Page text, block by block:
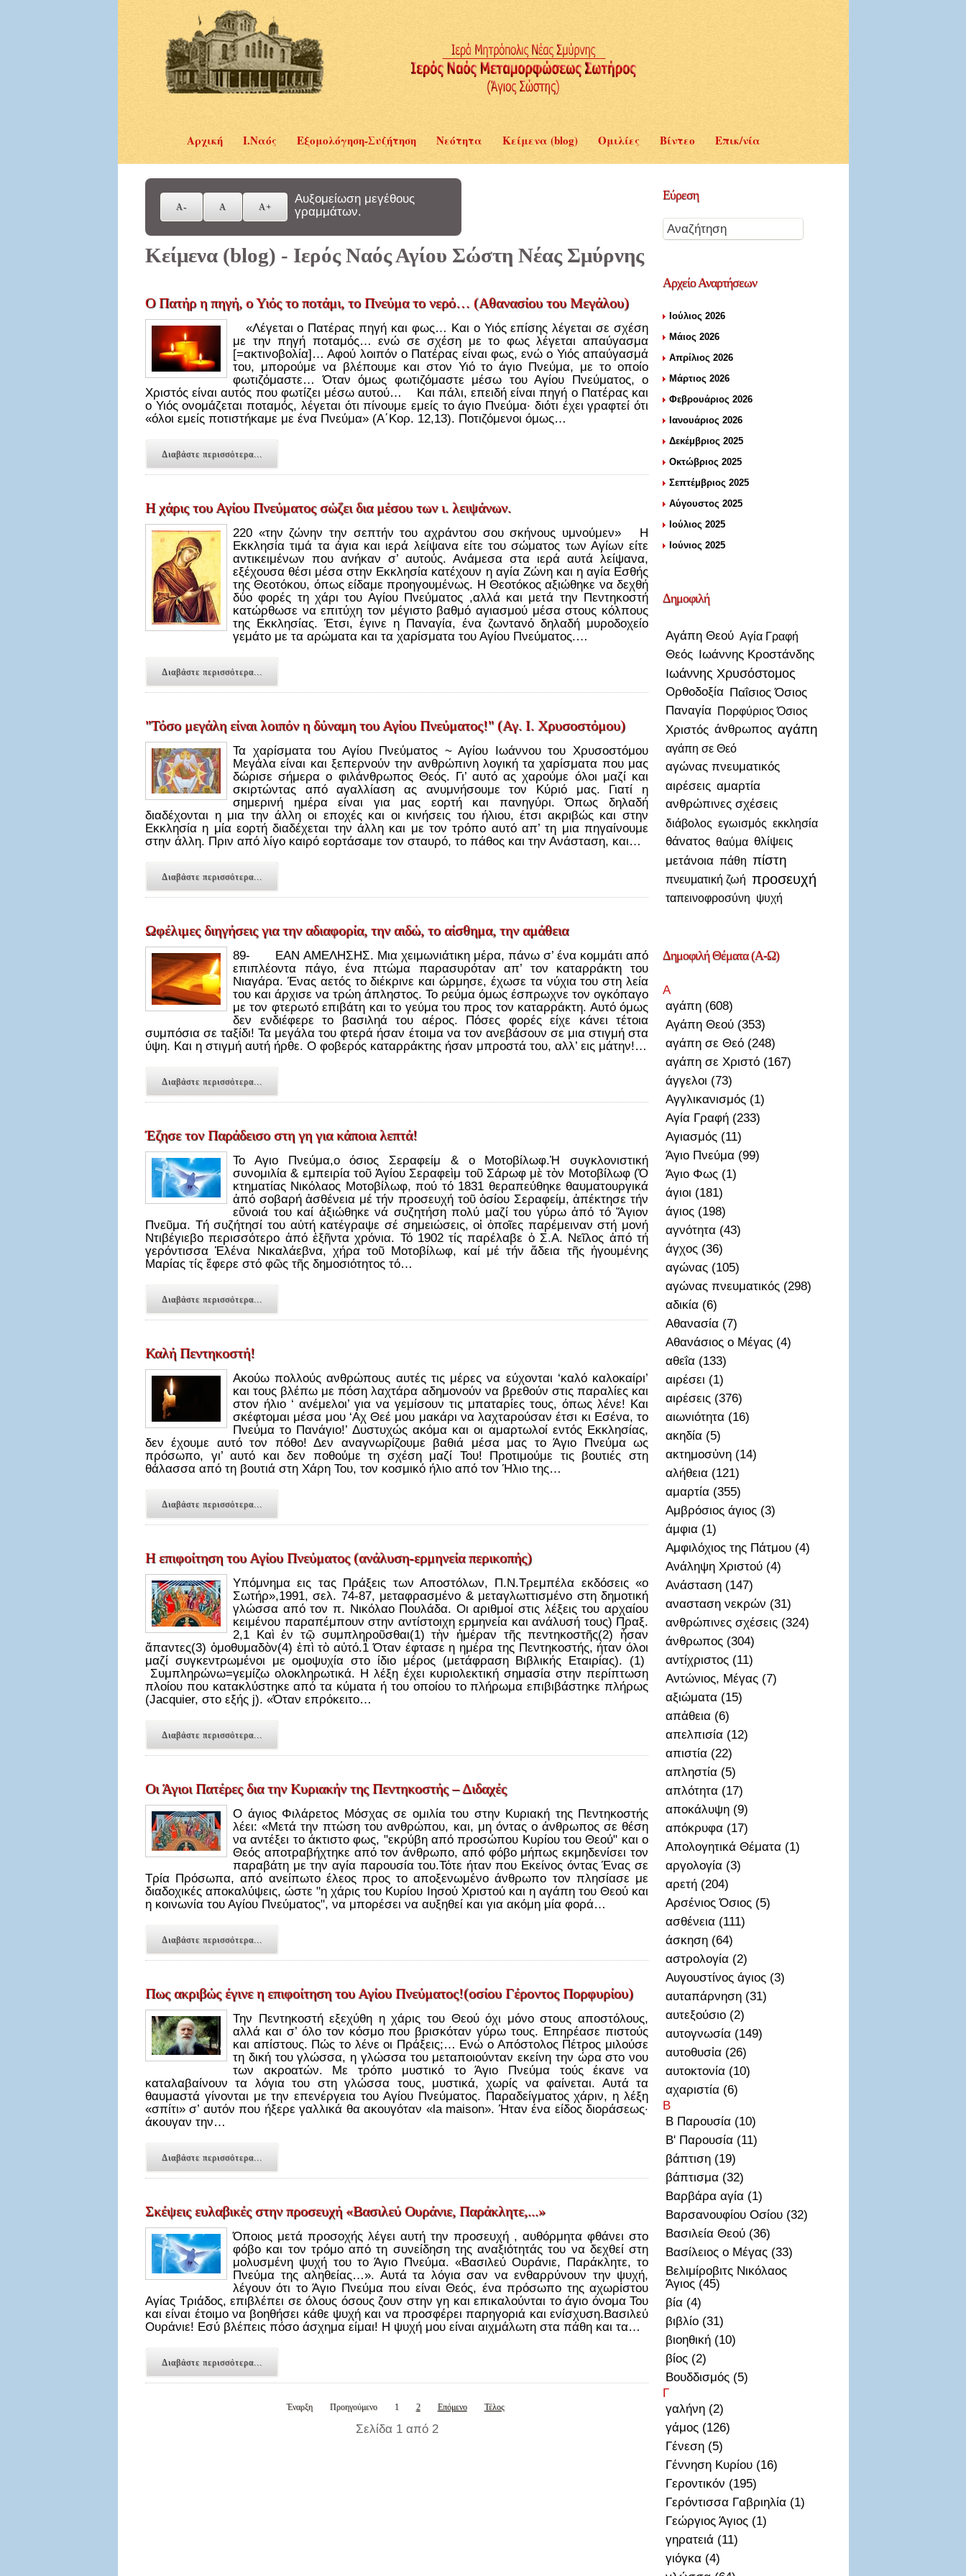
Αρχική Ι.Ναός Εξομολόγηση-Συζήτηση Νεότητα Κείμενα (blog) Ομιλίες Βίντεο Επικ/νία
Αυξομείωση μεγέθους
γραμμάτων.
Κείμενα (blog) - Ιερός Ναός Αγίου Σώστη Νέας Σμύρνης
Ο Πατήρ η πηγή, ο Υιός το ποτάμι, το Πνεύμα το νερό… (Αθανασίου του Μεγάλου)
«Λέγεται ο Πατέρας πηγή και φως… Και ο Υιός επίσης λέγεται σε σχέση
με την πηγή ποταμός… ενώ σε σχέση με το φως λέγεται απαύγασμα
[=ακτινοβολία]… Αφού λοιπόν ο Πατέρας είναι φως, ενώ ο Υιός απαύγασμά
του, μπορούμε να βλέπουμε και στον Υιό το άγιο Πνεύμα, με το οποίο
φωτιζόμαστε… Όταν όμως φωτιζόμαστε μέσω του Αγίου Πνεύματος, ο
Χριστός είναι αυτός που φωτίζει μέσω αυτού… Και πάλι, επειδή είναι πηγή ο Πατέρας και
ο Υιός ονομάζεται ποταμός, λέγεται ότι πίνουμε εμείς το άγιο Πνεύμα· διότι έχει γραφτεί ότι
«όλοι εμείς ποτιστήκαμε με ένα Πνεύμα» (Α΄Κορ. 12,13). Ποτιζόμενοι όμως…
Διαβάστε περισσότερα...
Η χάρις του Αγίου Πνεύματος σώζει δια μέσου των ι. λειψάνων.
220 «την ζώνην την σεπτήν του αχράντου σου σκήνους υμνούμεν» Η
Εκκλησία τιμά τα άγια και ιερά λείψανα είτε του σώματος των Αγίων είτε
αντικειμένων που ανήκαν σ’ αυτούς. Ανάμεσα στα ιερά αυτά λείψανα,
εξέχουσα θέσι μέσα στην Εκκλησία κατέχουν η αγία Ζώνη και η αγία Εσθής
της Θεοτόκου, όπως είδαμε προηγουμένως. Η Θεοτόκος αξιώθηκε να δεχθή
δύο φορές τη χάρι του Αγίου Πνεύματος ,αλλά και μετά την Πεντηκοστή
κατώρθωσε να επιτύχη τον μέγιστο βαθμό αγιασμού μέσα στους κόλπους
της Εκκλησίας. Έτσι, έγινε η Παναγία, ένα ζωντανό δηλαδή μυροδοχείο
γεμάτο με τα αρώματα και τα χαρίσματα του Αγίου Πνεύματος.…
Διαβάστε περισσότερα...
"Τόσο μεγάλη είναι λοιπόν η δύναμη του Αγίου Πνεύματος!" (Αγ. Ι. Χρυσοστόμου)
Τα χαρίσματα του Αγίου Πνεύματος ~ Αγίου Ιωάννου του Χρυσοστόμου
Μεγάλα είναι και ξεπερνούν την ανθρώπινη λογική τα χαρίσματα που μας
δώρισε σήμερα ο φιλάνθρωπος Θεός. Γι’ αυτό ας χαρούμε όλοι μαζί και
σκιρτώντας από αγαλλίαση ας ανυμνήσουμε τον Κύριό μας. Γιατί η
σημερινή ημέρα είναι για μας εορτή και πανηγύρι. Όπως δηλαδή
διαδέχονται η μια την άλλη οι εποχές και οι κινήσεις του ήλιου, έτσι ακριβώς και στην
Εκκλησία η μία εορτή διαδέχεται την άλλη και με τον τρόπο αυτό απ’ τη μια πηγαίνουμε
στην άλλη. Πριν από λίγο καιρό εορτάσαμε τον σταυρό, το πάθος και την Ανάσταση, και…
Διαβάστε περισσότερα...
Ωφέλιμες διηγήσεις για την αδιαφορία, την αιδώ, το αίσθημα, την αμάθεια
89- ΕΑΝ ΑΜΕΛΗΣΗΣ. Μια χειμωνιάτικη μέρα, πάνω σ’ ένα κομμάτι από
επιπλέοντα πάγο, ένα πτώμα παρασυρόταν απ’ τον καταρράκτη του
Νιαγάρα. Ένας αετός το διέκρινε και ώρμησε, έχωσε τα νύχια του στη λεία
του και άρχισε να τρώη άπληστος. Το ρεύμα όμως έσπρωχνε τον ογκόπαγο
με τον φτερωτό επιβάτη και το γεύμα του προς τον καταρράκτη. Αυτό όμως
δεν ενδιέφερε το βασιληά του αέρος. Πόσες φορές είχε κάνει τέτοια
συμπόσια σε ταξίδι! Τα μεγάλα του φτερά ήσαν έτοιμα να τον ανεβάσουν σε μια στιγμή στα
ύψη. Και η στιγμή αυτή ήρθε. Ο φοβερός καταρράκτης ήσαν μπροστά του, αλλ’ εις μάτην!…
Διαβάστε περισσότερα...
Έζησε τον Παράδεισο στη γη για κάποια λεπτά!
Το Αγιο Πνεύμα,ο όσιος Σεραφείμ & ο Μοτοβίλωφ.Ἡ συγκλονιστική
συνομιλία & εμπειρία τοῦ Ἁγίου Σεραφεὶμ τοῦ Σάρωφ μὲ τὸν Μοτοβίλωφ (Ὁ
κτηματίας Νικόλαος Μοτοβίλωφ, πού τό 1831 θεραπεύθηκε θαυματουργικά
ἀπό σοβαρή ἀσθένεια μέ τήν προσευχή τοῦ ὁσίου Σεραφείμ, ἀπέκτησε τήν
εὔνοιά του καί ἀξιώθηκε νά συζητήση πολύ μαζί του γύρω ἀπό τό Ἅγιον
Πνεῦμα. Τή συζήτησί του αὐτή κατέγραψε σέ σημειώσεις, οἱ ὁποῖες παρέμειναν στή μονή
Ντιβέγιεβο περισσότερο ἀπό ἑξῆντα χρόνια. Τό 1902 τίς παρέλαβε ὁ Σ.Α. Νεῖλος ἀπό τή
γερόντισσα Ἑλένα Νικαλάεβνα, χήρα τοῦ Μοτοβίλωφ, καί μέ τήν ἄδεια τῆς ἡγουμένης
Μαρίας τίς ἔφερε στό φῶς τῆς δημοσιότητος τό…
Διαβάστε περισσότερα...
Καλή Πεντηκοστή!
Ακούω πολλούς ανθρώπους αυτές τις μέρες να εύχονται ‘καλό καλοκαίρι’
και τους βλέπω με πόση λαχτάρα αδημονούν να βρεθούν στις παραλίες και
στον ήλιο ‘ ανέμελοι’ για να γεμίσουν τις μπαταρίες τους, όπως λένε! Και
σκέφτομαι μέσα μου ‘Αχ Θεέ μου μακάρι να λαχταρούσαν έτσι κι Εσένα, το
Πνεύμα το Πανάγιο!’ Δυστυχώς ακόμα και οι αμαρτωλοί εντός Εκκλησίας,
δεν έχουμε αυτό τον πόθο! Δεν αναγνωρίζουμε βαθιά μέσα μας το Άγιο Πνεύμα ως
πρόσωπο, γι’ αυτό και δεν ποθούμε τη σχέση μαζί Του! Προτιμούμε τις βουτιές στη
θάλασσα από τη βουτιά στη Χάρη Του, τον κοσμικό ήλιο από τον Ήλιο της…
Διαβάστε περισσότερα...
Η επιφοίτηση του Αγίου Πνεύματος (ανάλυση-ερμηνεία περικοπής)
Υπόμνημα εις τας Πράξεις των Αποστόλων, Π.Ν.Τρεμπέλα εκδόσεις «ο
Σωτήρ»,1991, σελ. 74-87, μεταφρασμένο & μεταγλωττισμένο στη δημοτική
γλώσσα από τον π. Νικόλαο Πουλάδα. Οι αριθμοί στις λέξεις του αρχαίου
κειμένου παραπέμπουν στην αντίστοιχη ερμηνεία και ανάλυσή τους) Πραξ.
2,1 Καὶ ἐν τῷ συμπληροῦσθαι(1) τὴν ἡμέραν τῆς πεντηκοστῆς(2) ἦσαν
ἅπαντες(3) ὁμοθυμαδὸν(4) ἐπὶ τὸ αὐτό.1 Όταν έφτασε η ημέρα της Πεντηκοστής, ήταν όλοι
μαζί συγκεντρωμένοι με ομοψυχία στο ίδιο μέρος (μετάφραση Βιβλικής Εταιρίας). (1)
Συμπληρώνω=γεμίζω ολοκληρωτικά. Η λέξη έχει κυριολεκτική σημασία στην περίπτωση
πλοίου που κατακλύστηκε από τα κύματα ή του οποίου το πλήρωμα επιβιβάστηκε πλήρως
(Jacquier, στο εξής j). «Όταν επρόκειτο…
Διαβάστε περισσότερα...
Οι Άγιοι Πατέρες δια την Κυριακήν της Πεντηκοστής – Διδαχές
Ο άγιος Φιλάρετος Μόσχας σε ομιλία του στην Κυριακή της Πεντηκοστής
λέει: «Μετά την πτώση του ανθρώπου, και, μη όντας ο άνθρωπος σε θέση
να αντέξει το άκτιστο φως, "εκρύβη από προσώπου Κυρίου του Θεού" και ο
Θεός αποτραβήχτηκε από τον άνθρωπο, από φόβο μήπως εκμηδενίσει τον
παραβάτη με την αγία παρουσία του.Τότε ήταν που Εκείνος όντας Ένας σε
Τρία Πρόσωπα, από ανείπωτο έλεος προς το αποξενωμένο άνθρωπο τον πλησίασε με
διαδοχικές αποκαλύψεις, ώστε "η χάρις του Κυρίου Ιησού Χριστού και η αγάπη του Θεού και
η κοινωνία του Αγίου Πνεύματος", να μπορέσει να αυξηθεί και για ακόμη μία φορά…
Διαβάστε περισσότερα...
Πως ακριβώς έγινε η επιφοίτηση του Αγίου Πνεύματος!(οσίου Γέροντος Πορφυρίου)
Την Πεντηκοστή εξεχύθη η χάρις του Θεού όχι μόνο στους αποστόλους,
αλλά και σ’ όλο τον κόσμο που βρισκόταν γύρω τους. Επηρέασε πιστούς
και απίστους. Πώς το λένε οι Πράξεις;… Ενώ ο Απόστολος Πέτρος μιλούσε
τη δική του γλώσσα, η γλώσσα του μεταποιούνταν εκείνη την ώρα στο νου
των ακροατών. Με τρόπο μυστικό το Άγιο Πνεύμα τούς έκανε να
καταλαβαίνουν τα λόγια του στη γλώσσα τους, μυστικά, χωρίς να φαίνεται. Αυτά τα
θαυμαστά γίνονται με την επενέργεια του Αγίου Πνεύματος. Παραδείγματος χάριν, η λέξη
«σπίτι» σ’ αυτόν που ήξερε γαλλικά θα ακουγόταν «la maison». Ήταν ένα είδος διοράσεως·
άκουγαν την…
Διαβάστε περισσότερα...
Σκέψεις ευλαβικές στην προσευχή «Βασιλεύ Ουράνιε, Παράκλητε,...»
Όποιος μετά προσοχής λέγει αυτή την προσευχή , αυθόρμητα φθάνει στο
φόβο και τον τρόμο από τη συνείδηση της αναξιότητάς του να δεχθεί στη
μολυσμένη ψυχή του το Άγιο Πνεύμα. «Βασιλεύ Ουράνιε, Παράκλητε, το
Πνεύμα της αληθείας…». Αυτά τα λόγια σαν να ενθαρρύνουν την ψυχή,
λέγουν ότι το Άγιο Πνεύμα που είναι Θεός, ένα πρόσωπο της αχωρίστου
Αγίας Τριάδος, επιβλέπει σε όλους όσους ζουν στην γη και επικαλούνται το άγιο όνομα Του
και είναι έτοιμο να βοηθήσει κάθε ψυχή και να προσφέρει παρηγοριά και ενίσχυση.Βασιλεύ
Ουράνιε! Εσύ βλέπεις πόσο άσχημα είμαι! Η ψυχή μου είναι αιχμάλωτη στα πάθη και τα…
Διαβάστε περισσότερα...
Έναρξη Προηγούμενο 1 2 Επόμενο Τέλος
Σελίδα 1 από 2
Εύρεση
ΑρχείοΑναρτήσεων
Ιούλιος 2026
Μάιος 2026
Απρίλιος 2026
Μάρτιος 2026
Φεβρουάριος 2026
Ιανουάριος 2026
Δεκέμβριος 2025
Οκτώβριος 2025
Σεπτέμβριος 2025
Αύγουστος 2025
Ιούλιος 2025
Ιούνιος 2025
Δημοφιλή
Αγάπη Θεού Αγία Γραφή
Θεός Ιωάννης Κροστάνδης
Ιωάννης Χρυσόστομος
Ορθοδοξία Παΐσιος Όσιος
Παναγία Πορφύριος Όσιος
Χριστός άνθρωπος αγάπη
αγάπη σε Θεό
αγώνας πνευματικός
αιρέσεις αμαρτία
ανθρώπινες σχέσεις
διάβολος εγωισμός εκκλησία
θάνατος θαύμα θλίψεις
μετάνοια πάθη πίστη
πνευματική ζωή προσευχή
ταπεινοφροσύνη ψυχή
ΔημοφιλήΘέματα (Α-Ω)
Α
αγάπη (608)
Αγάπη Θεού (353)
αγάπη σε Θεό (248)
αγάπη σε Χριστό (167)
άγγελοι (73)
Αγγλικανισμός (1)
Αγία Γραφή (233)
Αγιασμός (11)
Άγιο Πνεύμα (99)
Άγιο Φως (1)
άγιοι (181)
άγιος (198)
αγνότητα (43)
άγχος (36)
αγώνας (105)
αγώνας πνευματικός (298)
αδικία (6)
Αθανασία (7)
Αθανάσιος ο Μέγας (4)
αθεΐα (133)
αιρέσει (1)
αιρέσεις (376)
αιωνιότητα (16)
ακηδία (5)
ακτημοσὐνη (14)
αλήθεια (121)
αμαρτία (355)
Αμβρόσιος άγιος (3)
άμφια (1)
Αμφιλόχιος της Πάτμου (4)
Ανάληψη Χριστού (4)
Ανάσταση (147)
ανασταση νεκρών (31)
ανθρώπινες σχέσεις (324)
άνθρωπος (304)
αντίχριστος (11)
Αντώνιος, Μέγας (7)
αξιώματα (15)
απἀθεια (6)
απελπισία (12)
απιστία (22)
απληστία (5)
απλότητα (17)
αποκάλυψη (9)
απόκρυφα (17)
Απολογητικά Θέματα (1)
αργολογία (3)
αρετή (204)
Αρσένιος Όσιος (5)
ασθένεια (111)
άσκηση (64)
αστρολογία (2)
Αυγουστίνος άγιος (3)
αυταπάρνηση (31)
αυτεξούσιο (2)
αυτογνωσία (149)
αυτοθυσἰα (26)
αυτοκτονία (10)
αχαριστία (6)
Β
Β Παρουσία (10)
Β' Παρουσία (11)
βάπτιση (19)
βάπτισμα (32)
Βαρβάρα αγία (1)
Βαρσανουφίου Οσίου (32)
Βασιλεία Θεού (36)
Βασίλειος ο Μέγας (33)
Βελιμίροβιτς Νικόλαος
Άγιος (45)
βία (4)
βιβλίο (31)
βιοηθική (10)
βίος (2)
Βουδδισμός (5)
Γ
γαλήνη (2)
γάμος (126)
Γένεση (5)
Γέννηση Κυρίου (16)
Γεροντικόν (195)
Γερόντισσα Γαβριηλία (1)
Γεώργιος Άγιος (1)
γηρατειά (11)
γιόγκα (4)